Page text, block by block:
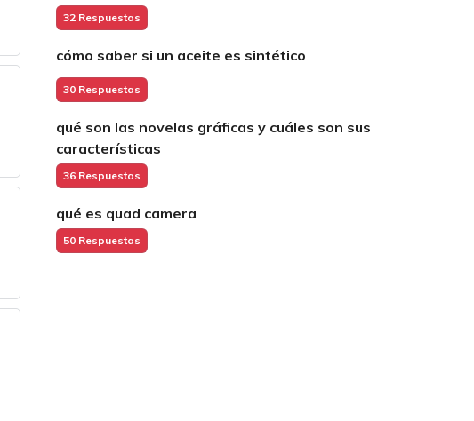
32 Respuestas
cómo saber si un aceite es sintético
30 Respuestas
qué son las novelas gráficas y cuáles son sus
características
36 Respuestas
qué es quad camera
50 Respuestas